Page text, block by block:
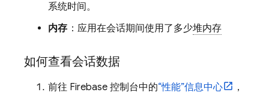
系统时间。
内存 ：应用在会话期间使用了多少堆内存
如何查看会话数据
前往 Firebase 控制台中的“性能”信息中心
，